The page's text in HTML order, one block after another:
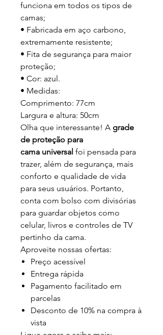
funciona em todos os tipos de
camas;
• Fabricada em aço carbono,
extremamente resistente;
• Fita de segurança para maior
proteção;
• Cor: azul.
• Medidas:
Comprimento: 77cm
Largura e altura: 50cm
Olha que interessante! A grade
de proteção para
cama universal foi pensada para
trazer, além de segurança, mais
conforto e qualidade de vida
para seus usuários. Portanto,
conta com bolso com divisórias
para guardar objetos como
celular, livros e controles de TV
pertinho da cama.
Aproveite nossas ofertas:
Preço acessível
Entrega rápida
Pagamento facilitado em
parcelas
Desconto de 10% na compra à
vista